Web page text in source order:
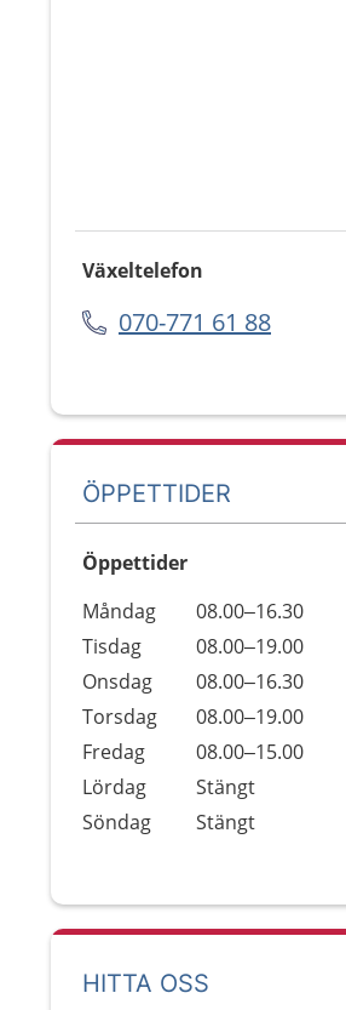
Växeltelefon
070-771 61 88
ÖPPETTIDER
Öppettider
Dag
Öppettider
Kommentarer
Måndag
08.00–16.30
Tisdag
08.00–19.00
Onsdag
08.00–16.30
Torsdag
08.00–19.00
Fredag
08.00–15.00
Lördag
Stängt
Söndag
Stängt
HITTA OSS